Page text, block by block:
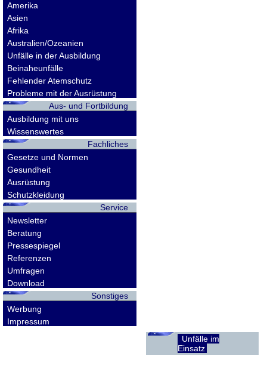
Amerika
Asien
Afrika
Australien/Ozeanien
Unfälle in der Ausbildung
Beinaheunfälle
Fehlender Atemschutz
Probleme mit der Ausrüstung
Aus- und Fortbildung
Ausbildung mit uns
Wissenswertes
Fachliches
Gesetze und Normen
Gesundheit
Ausrüstung
Schutzkleidung
Service
Newsletter
Beratung
Pressespiegel
Referenzen
Umfragen
Download
Sonstiges
Werbung
Impressum
Unfälle im
Einsatz